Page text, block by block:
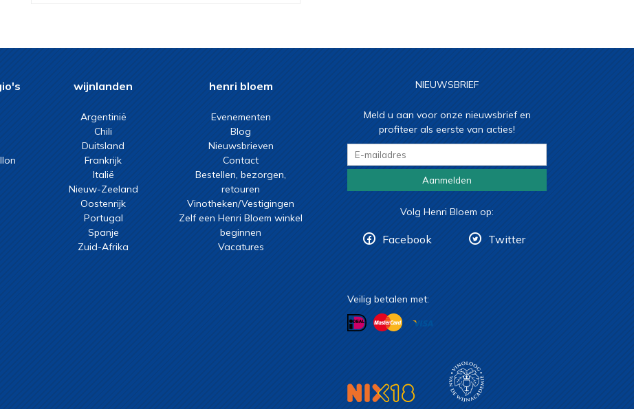
wijnlanden
Argentinië
Chili
Duitsland
Frankrijk
Italië
Nieuw-Zeeland
Oostenrijk
Portugal
Spanje
Zuid-Afrika
henri bloem
Evenementen
Blog
Nieuwsbrieven
Contact
Bestellen, bezorgen,
retouren
Vinotheken/Vestigingen
Zelf een Henri Bloem winkel
beginnen
Vacatures
NIEUWSBRIEF
Meld u aan voor onze nieuwsbrief en
profiteer als eerste van acties!
Aanmelden
Volg Henri Bloem op:
Facebook Twitter
Veilig betalen met: